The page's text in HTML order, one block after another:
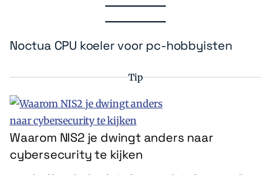
Noctua CPU koeler voor pc-hobbyisten
Tip
Waarom NIS2 je dwingt anders naar
cybersecurity te kijken